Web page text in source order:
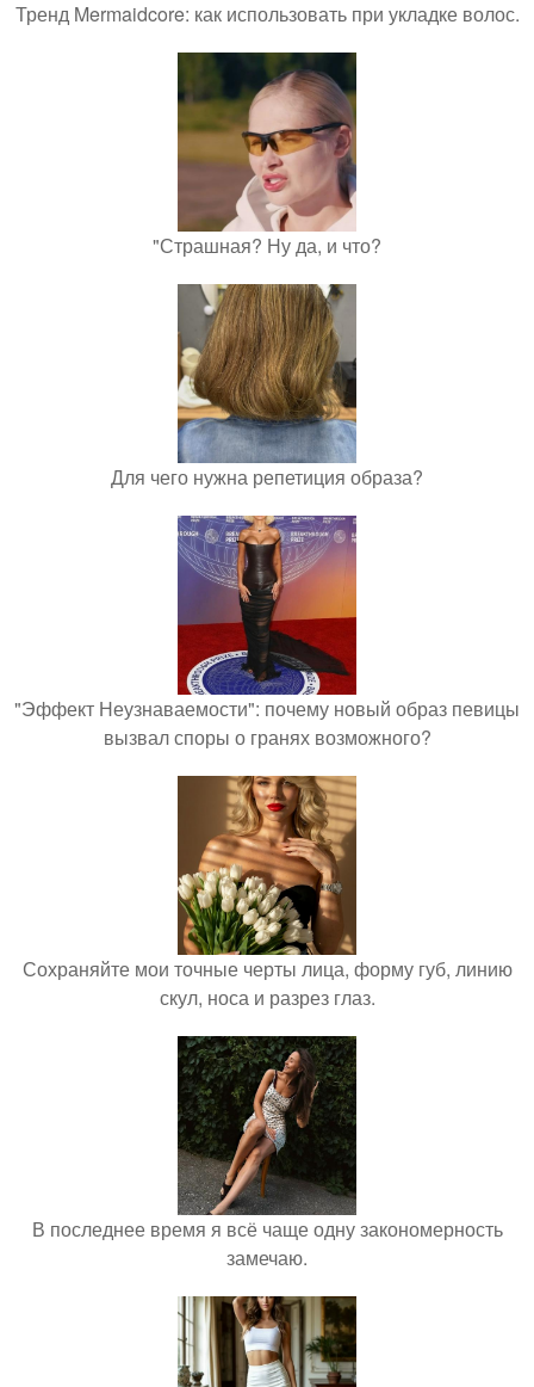
Тренд Mermaidcore: как использовать при укладке волос.
"Страшная? Ну да, и что?
Для чего нужна репетиция образа?
"Эффект Неузнаваемости": почему новый образ певицы
вызвал споры о гранях возможного?
Сохраняйте мои точные черты лица, форму губ, линию
скул, носа и разрез глаз.
В последнее время я всё чаще одну закономерность
замечаю.